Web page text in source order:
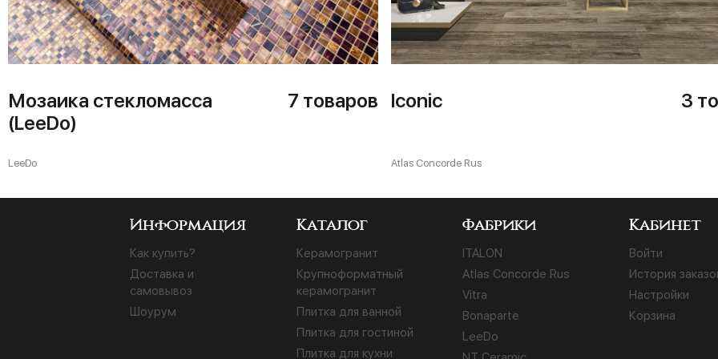
Мозаика стекломасса
(LeeDo)
LeeDo
7 товаров Iconic
Atlas Concorde Rus
3
Информация
Как купить?
Доставка и
самовывоз
Шоурум
Каталог
Керамогранит
Крупноформатный
керамогранит
Плитка для ванной
Плитка для гостиной
Плитка для кухни
Фабрики
ITALON
Atlas Concorde Rus
Vitra
Bonaparte
LeeDo
Кабинет
Войти
История
Настройки
Корзина